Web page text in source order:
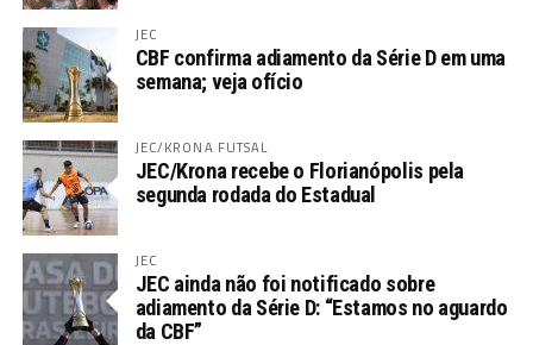
JEC
CBF confirma adiamento da Série D em uma
semana; veja ofício
JEC/KRONA FUTSAL
JEC/Krona recebe o Florianópolis pela
segunda rodada do Estadual
JEC
JEC ainda não foi notificado sobre
adiamento da Série D: “Estamos no aguardo
da CBF”